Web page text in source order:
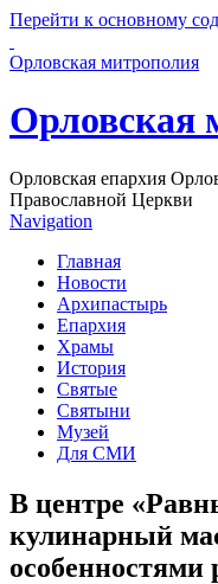
Перейти к основному
Орловская митрополия
Орловская
Орловская епархия
Православной Церкви
Navigation
Главная
Новости
Архипастырь
Епархия
Храмы
История
Святые
Святыни
Музей
Для СМИ
В центре
кулинарный
особенностями